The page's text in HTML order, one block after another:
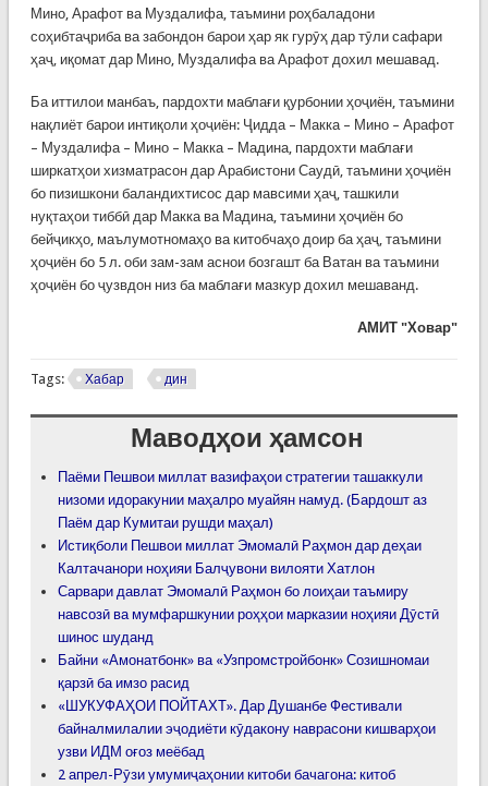
Мино, Арафот ва Муздалифа, таъмини роҳбаладони
соҳибтаҷриба ва забондон барои ҳар як гурӯҳ дар тӯли сафари
ҳаҷ, иқомат дар Мино, Муздалифа ва Арафот дохил мешавад.
Ба иттилои манбаъ, пардохти маблағи қурбонии ҳоҷиён, таъмини
нақлиёт барои интиқоли ҳоҷиён: Ҷидда – Макка – Мино – Арафот
– Муздалифа – Мино – Макка – Мадина, пардохти маблағи
ширкатҳои хизматрасон дар Арабистони Саудӣ, таъмини ҳоҷиён
бо пизишкони баландихтисос дар мавсими ҳаҷ, ташкили
нуқтаҳои тиббӣ дар Макка ва Мадина, таъмини ҳоҷиён бо
бейҷикҳо, маълумотномаҳо ва китобчаҳо доир ба ҳаҷ, таъмини
ҳоҷиён бо 5 л. оби зам-зам аснои бозгашт ба Ватан ва таъмини
ҳоҷиён бо ҷузвдон низ ба маблағи мазкур дохил мешаванд.
АМИТ "Ховар"
Tags: Хабар дин
Маводҳои ҳамсон
Паёми Пешвои миллат вазифаҳои стратегии ташаккули
низоми идоракунии маҳалро муайян намуд. (Бардошт аз
Паём дар Кумитаи рушди маҳал)
Истиқболи Пешвои миллат Эмомалӣ Раҳмон дар деҳаи
Калтачанори ноҳияи Балҷувони вилояти Хатлон
Сарвари давлат Эмомалӣ Раҳмон бо лоиҳаи таъмиру
навсозӣ ва мумфаршкунии роҳҳои марказии ноҳияи Дӯстӣ
шинос шуданд
Байни «Амонатбонк» ва «Узпромстройбонк» Созишномаи
қарзӣ ба имзо расид
«ШУКУФАҲОИ ПОЙТАХТ». Дар Душанбе Фестивали
байналмилалии эҷодиёти кӯдакону наврасони кишварҳои
узви ИДМ оғоз меёбад
2 апрел-Рӯзи умумиҷаҳонии китоби бачагона: китоб